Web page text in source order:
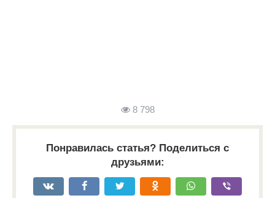
8 798
Понравилась статья? Поделиться с
друзьями: